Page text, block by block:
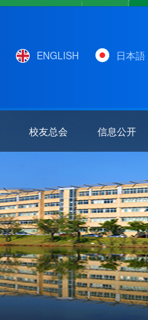
ENGLISH 日本語
校友总会 信息公开